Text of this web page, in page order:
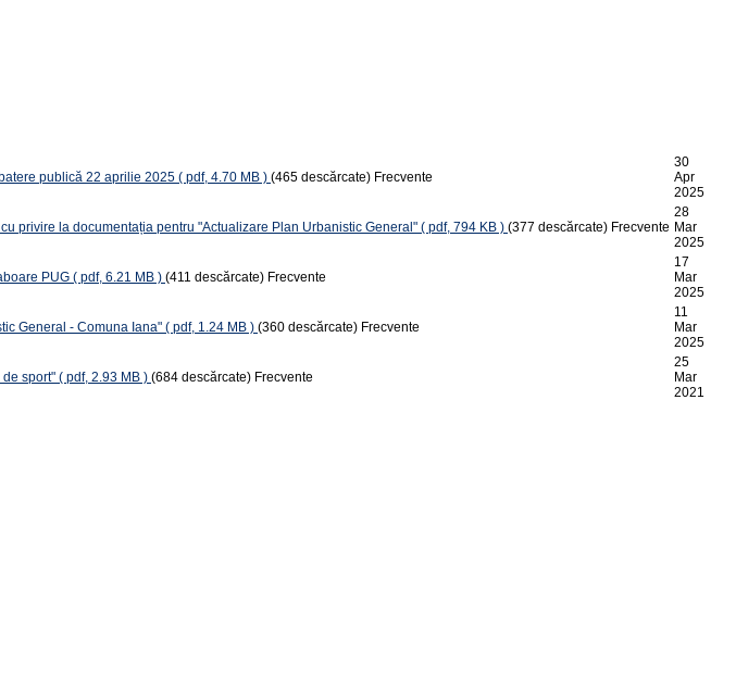
publică 22 aprilie 2025 ( pdf, 4.70 MB ) (465 descărcate) Frecvente
30
Apr
2025
privire la documentația pentru "Actualizare Plan Urbanistic General" ( pdf, 794 KB ) (377 descărcate) Frecvente
28
Mar
2025
PUG ( pdf, 6.21 MB ) (411 descărcate) Frecvente
17
Mar
2025
General - Comuna Iana" ( pdf, 1.24 MB ) (360 descărcate) Frecvente
11
Mar
2025
sport" ( pdf, 2.93 MB ) (684 descărcate) Frecvente
25
Mar
2021